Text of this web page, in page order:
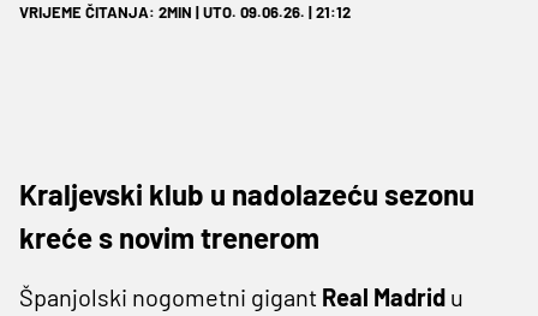
VRIJEME ČITANJA: 2MIN | UTO. 09.06.26. | 21:12
Kraljevski klub u nadolazeću sezonu
kreće s novim trenerom
Španjolski nogometni gigant Real Madrid u